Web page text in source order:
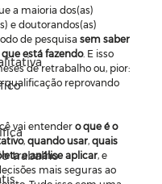
trabalho
a maioria dos(as)
e doutorandos(as)
de pesquisa sem saber
está fazendo. E isso
de retrabalho ou, pior:
qualificação reprovando
vai entender o que é o
, quando usar, quais
e análise aplicar, e
mais seguras ao